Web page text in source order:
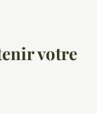
votre